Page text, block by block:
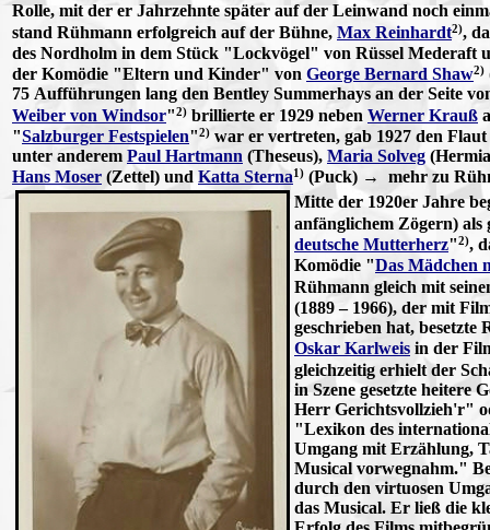
Rolle, mit der er Jahrzehnte später auf der Leinwand noch
stand Rühmann erfolgreich auf der Bühne, Max Reinhardt2),
des Nordholm in dem Stück "Lockvögel" von Rüssel Mederaft
der Komödie "Eltern und Kinder" von George Bernard Shaw2)
75 Aufführungen lang den Bentley Summerhays an der Seite
Weiber von Windsor"2) brillierte er 1929 neben Werner Krauß
"Salzburger Festspielen"2) war er vertreten, gab 1927 den
unter anderem Paul Hartmann (Theseus), Maria Solveg
Hans Moser (Zettel) und Katta Sterna1) (Puck) → mehr zu
Mitte der 1920er Jahre
anfänglichem Zögern)
deutsche Mutterherz"2),
Komödie "Das Mädchen
Rühmann gleich mit
(1889 – 1966), der mit
geschrieben hat,
Oskar Karlweis in der
gleichzeitig erhielt der
in Szene gesetzte
Herr Gerichtsvollzieh'r"
"Lexikon des
Umgang mit Erzählung,
Musical vorwegnahm."
durch den virtuosen
das Musical. Er ließ die